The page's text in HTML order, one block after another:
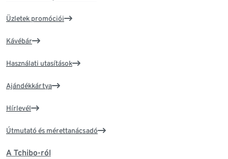
Üzletek promóciói
Kávébár
Használati utasítások
Ajándékkártya
Hírlevél
Útmutató és mérettanácsadó
A Tchibo-ról